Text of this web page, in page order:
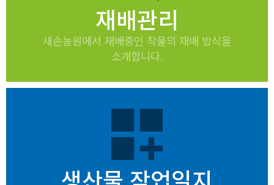
재배관리
새손농원에서 재배중인 작물의 재배 방식을
소개합니다.
dashboard_customize